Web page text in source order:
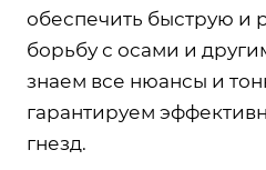
обеспечить быструю и
борьбу с осами и
знаем все нюансы и
гарантируем
гнезд.